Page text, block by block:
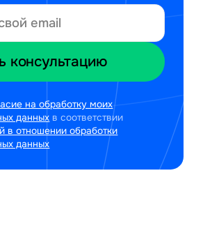
на обработку моих
данных в соответствии
в отношении обработки
данных